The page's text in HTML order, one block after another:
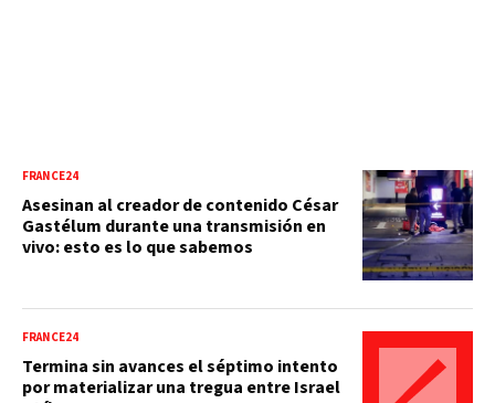
FRANCE24
Asesinan al creador de contenido César
Gastélum durante una transmisión en
vivo: esto es lo que sabemos
FRANCE24
Termina sin avances el séptimo intento
por materializar una tregua entre Israel